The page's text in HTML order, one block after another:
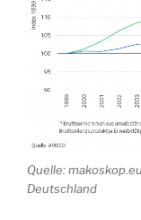
Quelle:
Deutschland